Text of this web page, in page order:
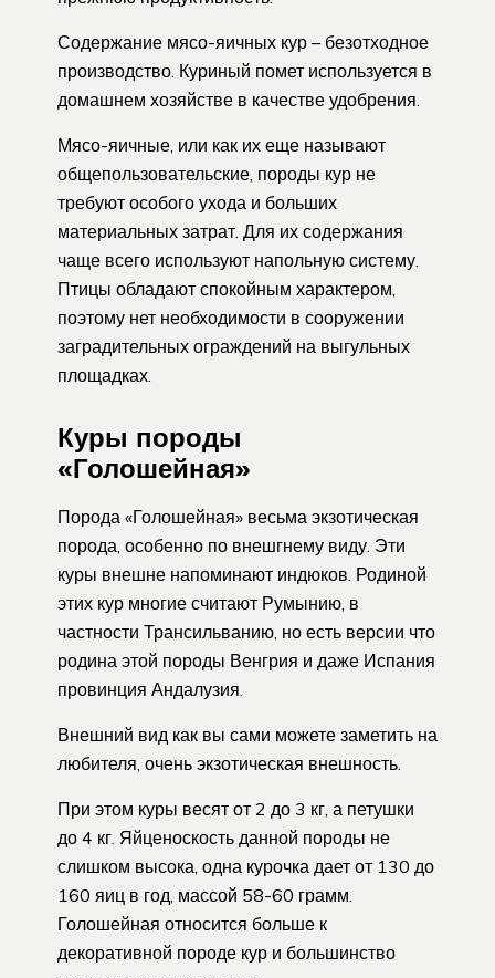
Содержание мясо-яичных кур – безотходное
производство. Куриный помет используется в
домашнем хозяйстве в качестве удобрения.
Мясо-яичные, или как их еще называют
общепользовательские, породы кур не
требуют особого ухода и больших
материальных затрат. Для их содержания
чаще всего используют напольную систему.
Птицы обладают спокойным характером,
поэтому нет необходимости в сооружении
заградительных ограждений на выгульных
площадках.
Куры породы
«Голошейная»
Порода «Голошейная» весьма экзотическая
порода, особенно по внешгнему виду. Эти
куры внешне напоминают индюков. Родиной
этих кур многие считают Румынию, в
частности Трансильванию, но есть версии что
родина этой породы Венгрия и даже Испания
провинция Андалузия.
Внешний вид как вы сами можете заметить на
любителя, очень экзотическая внешность.
При этом куры весят от 2 до 3 кг, а петушки
до 4 кг. Яйценоскость данной породы не
слишком высока, одна курочка дает от 130 до
160 яиц в год, массой 58-60 грамм.
Голошейная относится больше к
декоративной породе кур и большинство